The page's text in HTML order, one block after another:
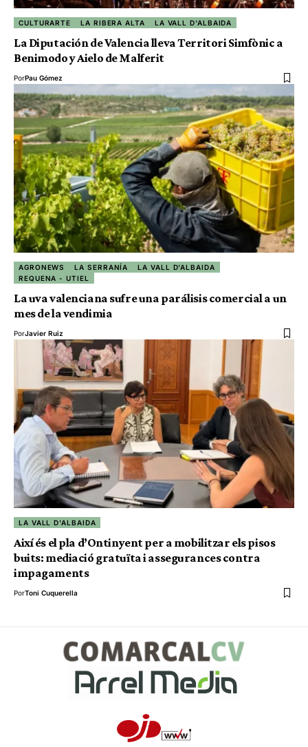
CULTURARTE LA RIBERA ALTA LA VALL D'ALBAIDA
La Diputación de Valencia lleva Territori Simfònic a
Benimodo y Aielo de Malferit
PorPau Gómez
AGRONEWS LA SERRANÍA
LA VALL D'ALBAIDA
REQUENA - UTIEL
La uva valenciana sufre una parálisis comercial a un
mes de la vendimia
PorJavier Ruiz
LA VALL D'ALBAIDA
Així és el pla d’Ontinyent per a mobilitzar els pisos
buits: mediació gratuïta i assegurances contra
impagaments
PorToni Cuquerella